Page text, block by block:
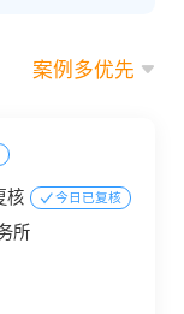
案例多优先
核 今日已复核
所